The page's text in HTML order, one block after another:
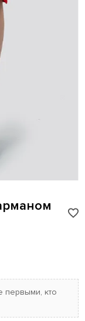
первыми, кто